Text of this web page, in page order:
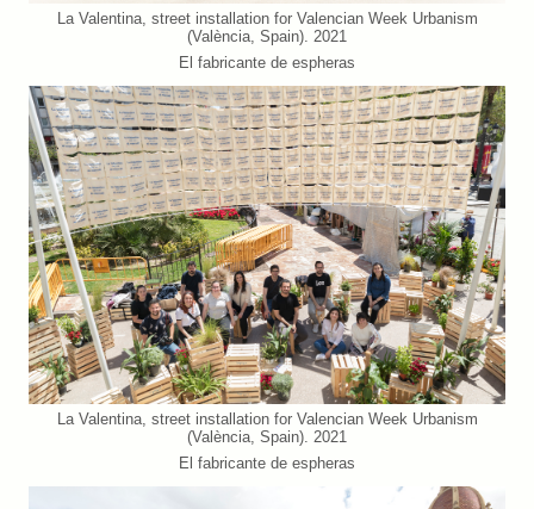
La Valentina, street installation for Valencian Week Urbanism
(València, Spain). 2021
El fabricante de espheras
La Valentina, street installation for Valencian Week Urbanism
(València, Spain). 2021
El fabricante de espheras